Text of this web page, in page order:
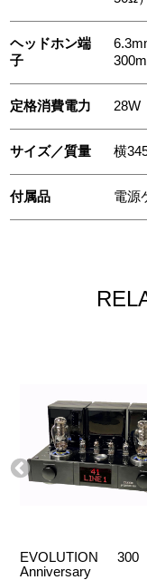
ヘッドホン端
子
定格消費電力 28W
サイズ／質量 横
付属品 電源
EVOLUTION
Anniversary